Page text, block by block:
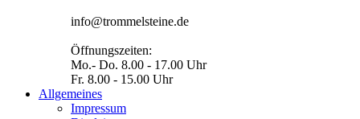
info@trommelsteine.de
Öffnungszeiten:
Mo.- Do. 8.00 - 17.00 Uhr
Fr. 8.00 - 15.00 Uhr
Allgemeines
Impressum